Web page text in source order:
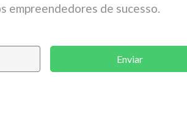
empreendedores de sucesso.
Enviar